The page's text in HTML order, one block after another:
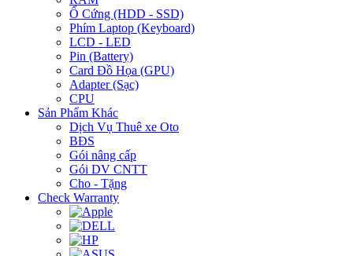
Ổ Cứng (HDD - SSD)
Phím Laptop (Keyboard)
LCD - LED
Pin (Battery)
Card Đồ Họa (GPU)
Adapter (Sạc)
CPU
Sản Phẩm Khác
Dịch Vụ Thuê xe Oto
BĐS
Gói nâng cấp
Gói DV CNTT
Cho - Tặng
Check Warranty